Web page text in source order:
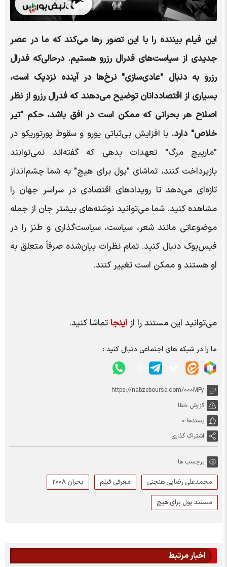
این فیلم بیننده را با این تصور رها می‌کند که ما در عصر
جدیدی از سیاست‌های فدرال رزرو هستیم. درحالی‌که فدرال
رزرو به دنبال "عادی‌سازی" نرخ‌ها در آینده نزدیک است،
بسیاری از اقتصاددانان توضیح می‌دهند که فدرال رزرو از نظر
اصلاح هر بحرانی که ممکن است در افق باشد، حکم "تیر
خلاص" دارد. با افزایش بی‌ثباتی یورو و سقوط پورتوریکو در
"مارپیچ مرگ" تعهدات بدهی که گفته‌اند نمی‌توانند
بازپرداخت کنند، تماشای "پول برای هیچ" به شما چشم‌انداز
تازه‌ای می‌دهد تا رویدادهای اقتصادی در سراسر جهان را
مشاهده کنید. شما می‌توانید نوشته‌های بیشتر جان از جمله
موضوعاتی مانند شعر، سیاست، سیاست‌گذاری و طنز را در
فیس‌بوک دنبال کنید. تمام نظرات بیان‌شده صرفاً متعلق به
او هستند و ممکن است تغییر کنند.
می‌توانید این مستند را از اینجاتماشا کنید.
ما را در شبکه های اجتماعی دنبال کنید :
https://nabzebourse.com/000MFy
گزارش خطا
پسندها:0
اشتراک گذاری
برچسب ها:
محمدعلی رضایی هنجنی معرفی فیلم
بحران 2008
مستند پول برای هیچ
اخبار مرتبط